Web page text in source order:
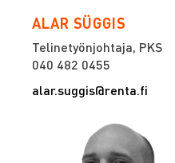
ALAR SÜGGIS
Telinetyönjohtaja, PKS
040 482 0455
alar.suggis@renta.fi